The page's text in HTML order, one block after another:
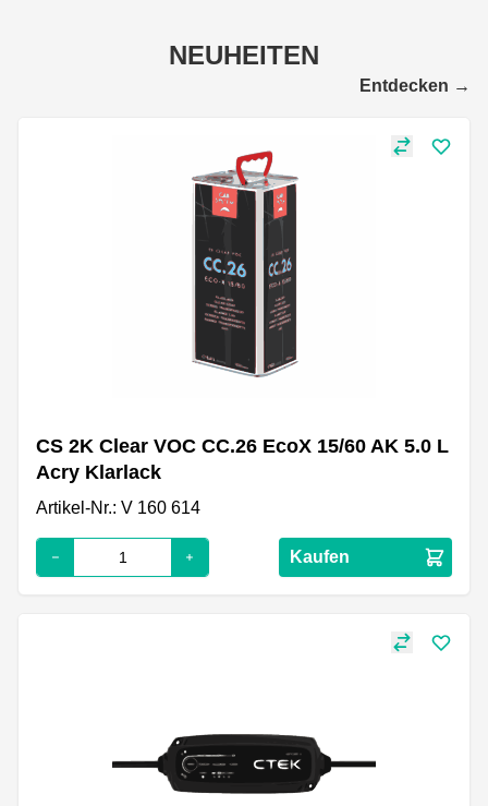
NEUHEITEN
Entdecken →
CS 2K Clear VOC CC.26 EcoX 15/60 AK 5.0 L
Acry Klarlack
Artikel-Nr.: V 160 614
Kaufen